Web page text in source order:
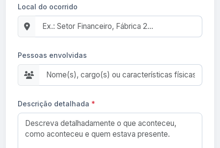
Local do ocorrido
Pessoas envolvidas
Descrição detalhada *